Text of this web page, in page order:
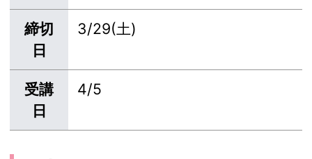
締切
日
3/29(土)
受講
日
4/5